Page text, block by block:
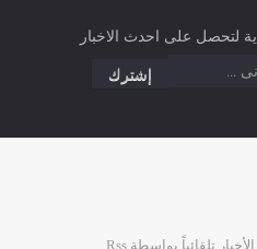
لتحصل على احدث الاخبار